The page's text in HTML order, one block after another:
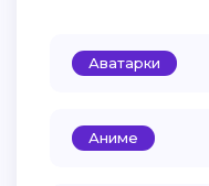
Аватарки
Аниме